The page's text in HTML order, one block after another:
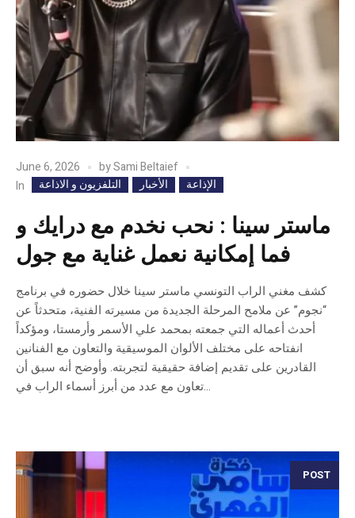
June 6, 2026 bySami Beltaief
In
التلفزيون و الاذاعة الأخبار الإذاعة
ماستر سينا : نحب نخدم مع درايك و
فما إمكانية نعمل غناية مع جول
كشف مغني الراب التونسي ماستر سينا خلال حضوره في برنامج
“نجوم” عن ملامح المرحلة الجديدة من مسيرته الفنية، متحدثاً عن
أحدث أعماله التي جمعته بمحمد علي الأسمر وأرمستا، ومؤكداً
انفتاحه على مختلف الألوان الموسيقية والتعاون مع الفنانين
القادرين على تقديم إضافة حقيقية لتجربته. وأوضح أنه سبق أن
تعاون مع عدد من أبرز أسماء الراب في...
POST